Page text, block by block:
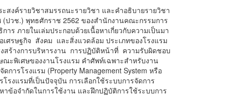
ะสงค์รายวิชาสมรรถนะรายวิชา และคำอธิบายรายวิชา
ปวช.) พุทธศักราช 2562 ของสำนักงานคณะกรรมการ
าร ภายในเล่มประกอบด้วยเนื้อหาเกี่ยวกับความเป็นมา
ศรษฐกิจ สังคม และสิ่งแวดล้อม ประเภทของโรงแรม
สร้างการบริหารงาน การปฏิบัติหน้าที่ ความรับผิดชอบ
ณะพิเศษของงานโรงแรม คำศัพท์เฉพาะสำหรับงาน
การโรงแรม (Property Management System หรือ
โรงแรมที่เป็นปัจจุบัน การเลือกใช้ระบบการจัดการ
าข้อจำกัดในการใช้งาน และฝึกปฏิบัติการใช้ระบบการ